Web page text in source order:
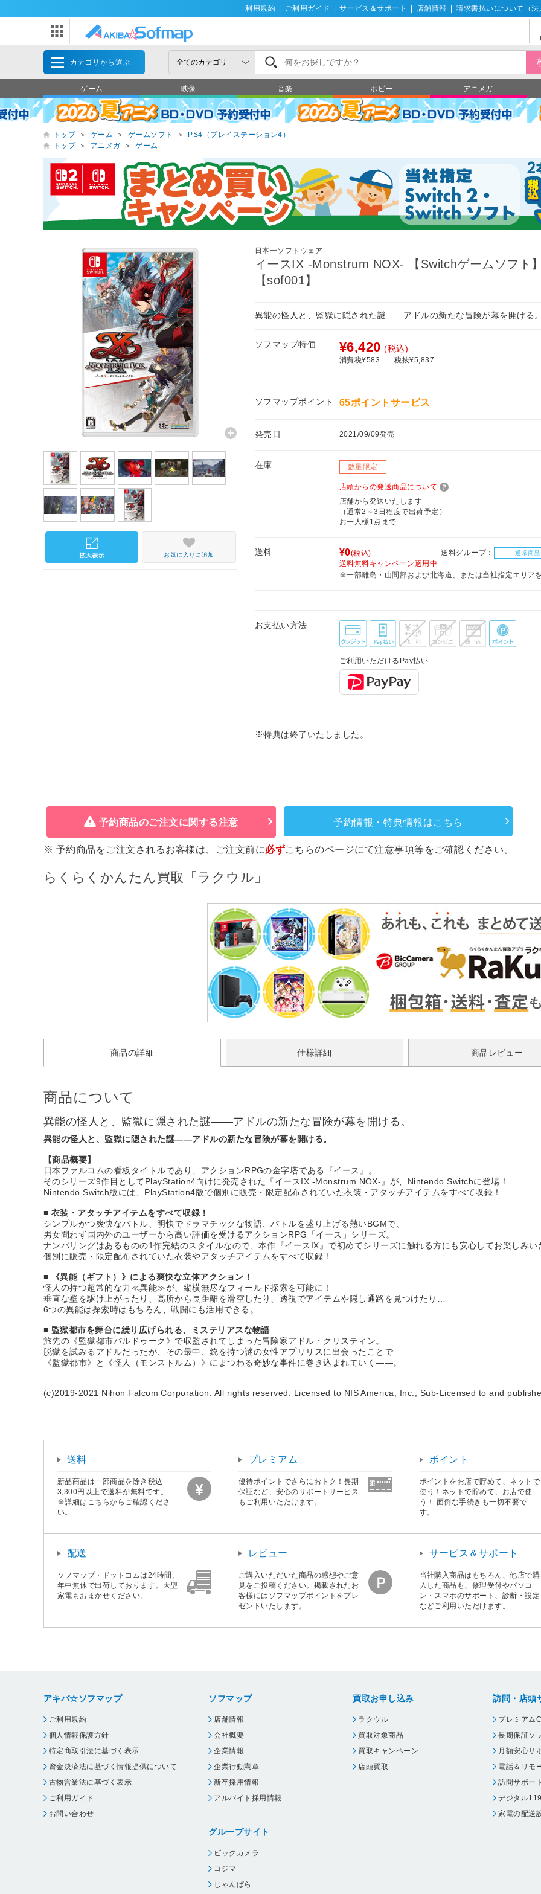
利用規約 ご利用ガイド サービス＆サポート 店舗情報 請求書払いについて（法
カテゴリから選ぶ
ゲーム 映像 音楽 ホビー アニメガ
トップ ＞ ゲーム ＞ ゲームソフト ＞
PS4（プレイステーション4）
トップ
＞ アニメガ ＞ ゲーム
日本一ソフトウェア
イースIX -Monstrum NOX- 【Switchゲームソフト
【sof001】
異能の怪人と、監獄に隠された謎――アドルの新たな冒険が幕を開ける
ソフマップ特価 ¥6,420 (税込)
消費税¥583 税抜¥5,837
ソフマップポイント 65ポイントサービス
発売日 2021/09/09発売
在庫 数量限定
店頭からの発送商品について
店舗から発送いたします
（通常2～3日程度で出荷予定）
お一人様1点まで
送料 ¥0(税込) 送料グループ： 通常商品
送料無料キャンペーン適用中
※一部離島・山間部および北海道、または当社指定エリア
お支払い方法
ご利用いただけるPay払い
※特典は終了いたしました。
お気に入りに追加
予約商品のご注文に関する注意 予約情報・特典情報はこちら
※ 予約商品をご注文されるお客様は、ご注文前に必ずこちらのページにて注意事項等をご確認ください。
らくらくかんたん買取「ラクウル」
商品の詳細 仕様詳細 商品レビュー
商品について
異能の怪人と、監獄に隠された謎――アドルの新たな冒険が幕を開ける。
異能の怪人と、監獄に隠された謎――アドルの新たな冒険が幕を開ける。
【商品概要】
日本ファルコムの看板タイトルであり、アクションRPGの金字塔である『イース』。
そのシリーズ9作目としてPlayStation4向けに発売された『イースIX -Monstrum NOX-』が、Nintendo Switchに登場！
Nintendo Switch版には、PlayStation4版で個別に販売・限定配布されていた衣装・アタッチアイテムをすべて収録！
■ 衣装・アタッチアイテムをすべて収録！
シンプルかつ爽快なバトル、明快でドラマチックな物語、バトルを盛り上げる熱いBGMで、
男女問わず国内外のユーザーから高い評価を受けるアクションRPG「イース」シリーズ。
ナンバリングはあるものの1作完結のスタイルなので、本作『イースIX』で初めてシリーズに触れる方にも安心してお楽しみい
個別に販売・限定配布されていた衣装やアタッチアイテムをすべて収録！
■ 《異能（ギフト）》による爽快な立体アクション！
怪人の持つ超常的な力≪異能≫が、縦横無尽なフィールド探索を可能に！
垂直な壁を駆け上がったり、高所から長距離を滑空したり、透視でアイテムや隠し通路を見つけたり…
6つの異能は探索時はもちろん、戦闘にも活用できる。
■ 監獄都市を舞台に繰り広げられる、ミステリアスな物語
旅先の《監獄都市バルドゥーク》で収監されてしまった冒険家アドル・クリスティン。
脱獄を試みるアドルだったが、その最中、銃を持つ謎の女性アプリリスに出会ったことで
《監獄都市》と《怪人（モンストルム）》にまつわる奇妙な事件に巻き込まれていく――。
(c)2019-2021 Nihon Falcom Corporation. All rights reserved. Licensed to NIS America, Inc., Sub-Licensed to and
送料
新品商品は一部商品を除き税込
3,300円以上で送料が無料です。
※詳細はこちらからご確認くださ
い。
プレミアム
優待ポイントでさらにおトク！長期
保証など、安心のサポートサービス
もご利用いただけます。
ポイント
ポイントをお店で貯めて、ネットで
使う！ネットで貯めて、お店で使
う！ 面倒な手続きも一切不要で
す。
配送
ソフマップ・ドットコムは24時間、
年中無休で出荷しております。大型
家電もおまかせください。
レビュー
ご購入いただいた商品の感想やご意
見をご投稿ください。掲載されたお
客様にはソフマップポイントをプレ
ゼントいたします。
サービス＆サポート
当社購入商品はもちろん、他店で購
入した商品も、修理受付やパソコ
ン・スマホのサポート、診断・設定
などご利用いただけます。
アキバ☆ソフマップ
ご利用規約
個人情報保護方針
特定商取引法に基づく表示
資金決済法に基づく情報提供について
古物営業法に基づく表示
ご利用ガイド
お問い合わせ
ソフマップ
店舗情報
会社概要
企業情報
企業行動憲章
新卒採用情報
アルバイト採用情報
グループサイト
ビックカメラ
コジマ
じゃんぱら
買取お申し込み
ラクウル
買取対象商品
買取キャンペーン
店頭買取
訪問・店頭
プレミアム
長期保証ソ
月額安心サ
電話＆リモ
訪問サポー
デジタル
家電の配送